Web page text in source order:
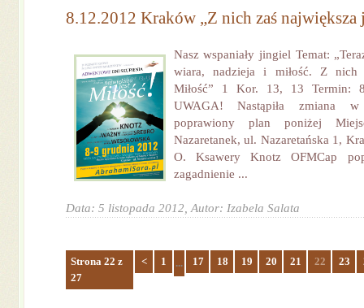
8.12.2012 Kraków „Z nich zaś największa
Nasz wspaniały jingiel Temat:
wiara, nadzieja i miłość. Z nich
Miłość” 1 Kor. 13, 13 Termin:
UWAGA! Nastąpiła zmiana
poprawiony plan poniżej
Nazaretanek, ul. Nazaretańska 1,
O. Ksawery Knotz OFMCap
zagadnienie ...
Data: 5 listopada 2012, Autor: Izabela Salata
Strona 22 z
27
< 1 ... 17 18 19 20 21 22 23